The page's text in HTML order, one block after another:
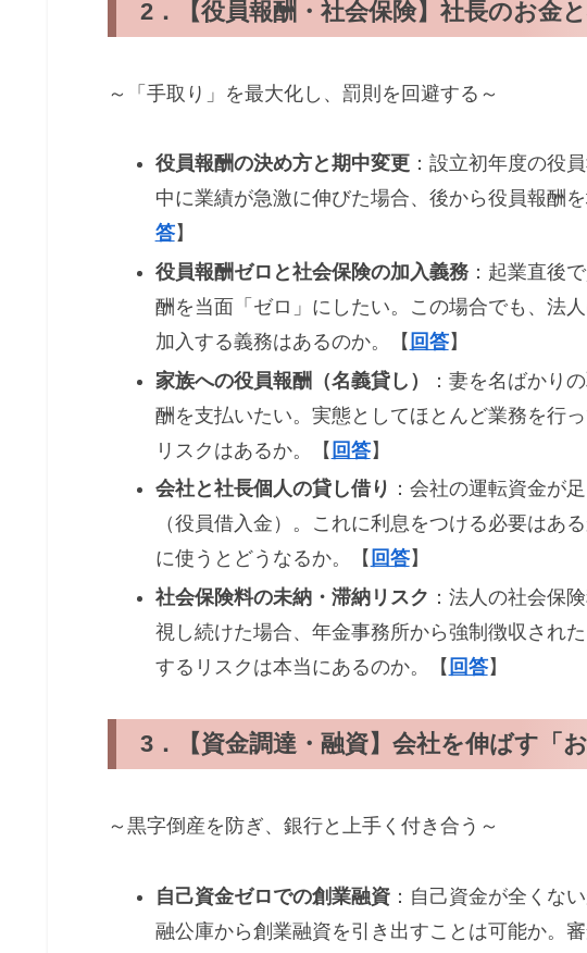
2．【役員報酬・社会保険】社長のお金
～「手取り」を最大化し、罰則を回避する～
役員報酬の決め方と期中変更：設立初年度の役
中に業績が急激に伸びた場合、後から役員報酬
答】
役員報酬ゼロと社会保険の加入義務：起業直後
酬を当面「ゼロ」にしたい。この場合でも、法
加入する義務はあるのか。【 回答】
家族への役員報酬（名義貸し）
：妻を名ばかり
酬を支払いたい。実態としてほとんど業務を行
リスクはあるか。【 回答】
会社と社長個人の貸し借り ：会社の運転資金が
（役員借入金）。これに利息をつける必要はあ
に使うとどうなるか。【 回答】
社会保険料の未納・滞納リスク ：法人の社会保
視し続けた場合、年金事務所から強制徴収され
するリスクは本当にあるのか。【 回答】
3．【資金調達・融資】会社を伸ばす「
～黒字倒産を防ぎ、銀行と上手く付き合う～
自己資金ゼロでの創業融資：自己資金が全くな
融公庫から創業融資を引き出すことは可能か。